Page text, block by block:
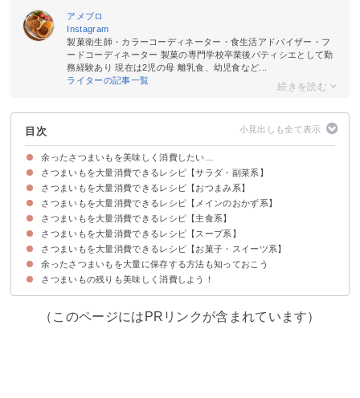
アメブロ
Instagram
製菓衛生師・カラーコーディネーター・食生活アドバイザー・フ
ードコーディネーター 製菓の専門学校卒業後パティシエとして勤
務経験あり 現在は2児の母 離乳食、幼児食など...
ライターの記事一覧
目次
余ったさつまいもを美味しく消費したい…
さつまいもを大量消費できるレシピ【サラダ・副菜系】
①さつまいものサラダ
②白和え
③パン粉焼き
④ペペロンチーノ
⑤そぼろ煮
⑥ヘルシーなレモン煮
⑦おかか煮
⑧甘露煮
さつまいもを大量消費できるレシピ【おつまみ系】
①バターソテー
②胡麻炒め
③いももち
④きんぴら
さつまいもを大量消費できるレシピ【メインのおかず系】
①焼き肉のタレ炒め
②照り焼き
③さつまいもとブリの南蛮漬け
④ケチャップ炒め
⑤はさみ揚げ
⑥天ぷら
⑦秋のシチュー
⑧味噌胡麻煮
⑨グラタン
⑩さつまいもと鶏レンコンの煮物
⑪コロッケ
さつまいもを大量消費できるレシピ【主食系】
①さつまいもご飯
②おにぎり
③茶飯
④リゾット
⑤クリームパスタ
さつまいもを大量消費できるレシピ【スープ系】
①味噌汁
②ポタージュ
③さつまいも汁
さつまいもを大量消費できるレシピ【お菓子・スイーツ系】
①子供に人気のスイートポテト
②生クリームを使ったさつまいもケーキ
③バターが香るさつまいもクッキー
④ダイエット向きの干しいも
⑤ヘルシーなチップス
⑥チーズケーキ
⑦大学芋
⑧鬼まんじゅう
⑨アイスクリーム
⑩ようかん
余ったさつまいもを大量に保存する方法も知っておこう
さつまいもの残りも美味しく消費しよう！
（このページにはPRリンクが含まれています）